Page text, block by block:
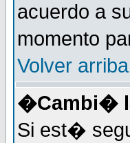
acuerdo a
momento
Volver arriba
�Cambi�
Si est�